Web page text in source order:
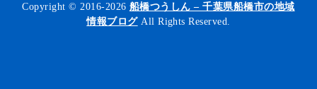
Copyright © 2016-2026 船橋つうしん – 千葉県船橋市の地域
情報ブログAll Rights Reserved.